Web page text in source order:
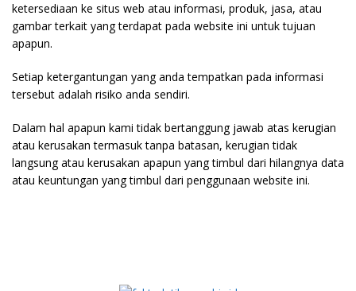
ketersediaan ke situs web atau informasi, produk, jasa, atau
gambar terkait yang terdapat pada website ini untuk tujuan
apapun.
Setiap ketergantungan yang anda tempatkan pada informasi
tersebut adalah risiko anda sendiri.
Dalam hal apapun kami tidak bertanggung jawab atas kerugian
atau kerusakan termasuk tanpa batasan, kerugian tidak
langsung atau kerusakan apapun yang timbul dari hilangnya data
atau keuntungan yang timbul dari penggunaan website ini.